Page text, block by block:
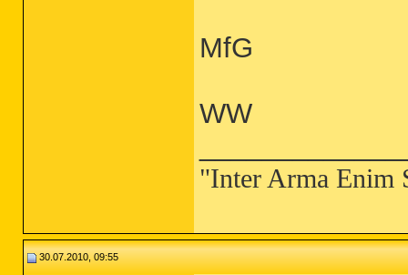
MfG
WW
"Inter Arma Enim
30.07.2010, 09:55